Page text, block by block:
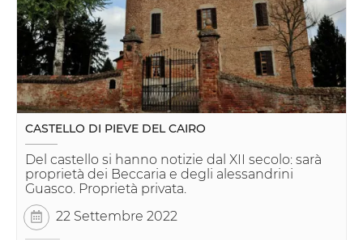
CASTELLO DI PIEVE DEL CAIRO
Del castello si hanno notizie dal XII secolo: sarà
proprietà dei Beccaria e degli alessandrini
Guasco. Proprietà privata.
22 Settembre 2022